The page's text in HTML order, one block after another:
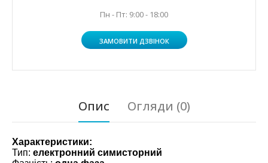
Пн - Пт: 9:00 - 18:00
ЗАМОВИТИ ДЗВІНОК
Опис Огляди (0)
Характеристики:
Тип: електронний симисторний